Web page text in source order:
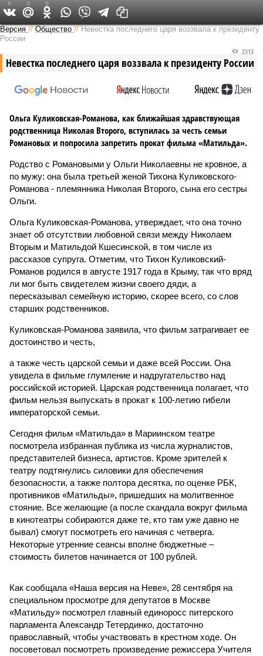
Версия на Неве
Версия //Общество //Невестка последнего царя воззвала к президенту
России
Невестка последнего царя воззвала к президенту России
2313
Ольга Куликовская-Романова, как ближайшая здравствующая
родственница Николая Второго, вступилась за честь семьи
Романовых и попросила запретить прокат фильма «Матильда».
Родство с Романовыми у Ольги Николаевны не кровное, а
по мужу: она была третьей женой Тихона Куликовского-
Романова - племянника Николая Второго, сына его сестры
Ольги.
Ольга Куликовская-Романова, утверждает, что она точно
знает об отсутствии любовной связи между Николаем
Вторым и Матильдой Кшесинской, в том числе из
рассказов супруга. Отметим, что Тихон Куликовский-
Романов родился в августе 1917 года в Крыму, так что вряд
ли мог быть свидетелем жизни своего дяди, а
пересказывал семейную историю, скорее всего, со слов
старших родственников.
Куликовская-Романова заявила, что фильм затрагивает ее
достоинство и честь,
а также честь царской семьи и даже всей России. Она
увидела в фильме глумление и надругательство над
российской историей. Царская родственница полагает, что
фильм нельзя выпускать в прокат к 100-летию гибели
императорской семьи.
Сегодня фильм «Матильда» в Мариинском театре
посмотрела избранная публика из числа журналистов,
представителей бизнеса, артистов. Кроме зрителей к
театру подтянулись силовики для обеспечения
безопасности, а также полтора десятка, по оценке РБК,
противников «Матильды», пришедших на молитвенное
стояние. Все желающие (а после скандала вокруг фильма
в кинотеатры собираются даже те, кто там уже давно не
бывал) смогут посмотреть его начиная с четверга.
Некоторые утренние сеансы вполне бюджетные –
стоимость билетов начинается от 100 рублей.
Как сообщала «Наша версия на Неве», 28 сентября на
специальном просмотре для депутатов в Москве
«Матильду» посмотрел главный единоросс питерского
парламента Александр Тетердинко, достаточно
православный, чтобы участвовать в крестном ходе. Он
посоветовал посмотреть произведение режиссера Учителя
0 0 0